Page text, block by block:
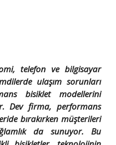
telefon ve bilgisayar
ulaşım sorunları
bisiklet modellerini
Dev firma, performans
bırakırken müşterileri
da sunuyor. Bu